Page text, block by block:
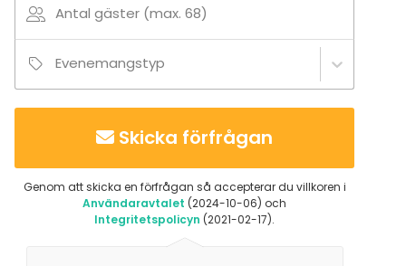
Antal gäster (max. 68)
Evenemangstyp
Skicka förfrågan
Genom att skicka en förfrågan så accepterar du villkoren i
Användaravtalet (2024-10-06) och
Integritetspolicyn (2021-02-17).